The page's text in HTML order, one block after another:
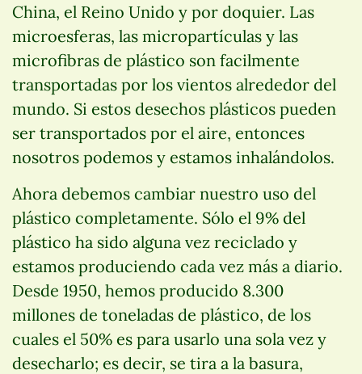
China, el Reino Unido y por doquier. Las
microesferas, las micropartículas y las
microfibras de plástico son facilmente
transportadas por los vientos alrededor del
mundo. Si estos desechos plásticos pueden
ser transportados por el aire, entonces
nosotros podemos y estamos inhalándolos.
Ahora debemos cambiar nuestro uso del
plástico completamente. Sólo el 9% del
plástico ha sido alguna vez reciclado y
estamos produciendo cada vez más a diario.
Desde 1950, hemos producido 8.300
millones de toneladas de plástico, de los
cuales el 50% es para usarlo una sola vez y
desecharlo; es decir, se tira a la basura,